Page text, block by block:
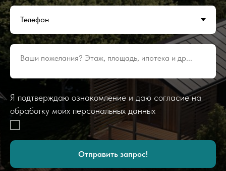
Ваши пожелания? Этаж, площадь, ипотека и др...
Я подтверждаю ознакомление и даю согласие на
обработку моих персональных данных
Отправить запрос!